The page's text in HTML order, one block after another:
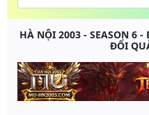
HÀ NỘI 2003 - SEASON 6 -
ĐỔI